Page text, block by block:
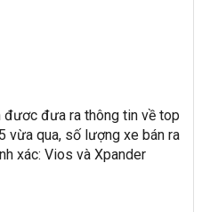
chiếm lĩnh tại thị trường
Toyota Fortuner 2022 và
nhỏ mới hứa hẹn nhiều đột
Land Cruiser 2021 vừa
đưa ra thông tin về top
vừa qua, số lượng xe bán ra
xác: Vios và Xpander